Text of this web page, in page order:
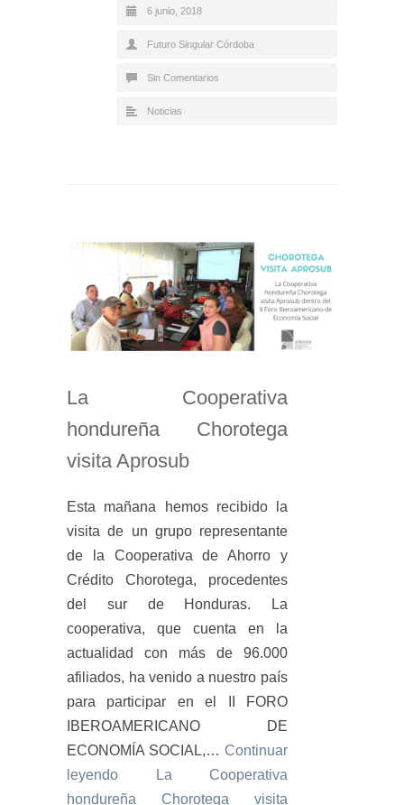
6 junio, 2018
Futuro Singular Córdoba
Sin Comentarios
Noticias
La Cooperativa
hondureña Chorotega
visita Aprosub
Esta mañana hemos recibido la
visita de un grupo representante
de la Cooperativa de Ahorro y
Crédito Chorotega, procedentes
del sur de Honduras. La
cooperativa, que cuenta en la
actualidad con más de 96.000
afiliados, ha venido a nuestro país
para participar en el II FORO
IBEROAMERICANO DE
ECONOMÍA SOCIAL,… Continuar
leyendo La Cooperativa
hondureña Chorotega visita